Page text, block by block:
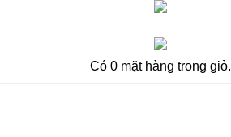
Có 0 mặt hàng trong giỏ.